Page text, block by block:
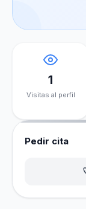
1
Visitas al perfil
Pedir cita